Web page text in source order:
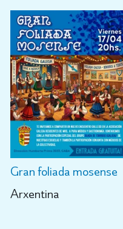
Gran foliada mosense
Arxentina